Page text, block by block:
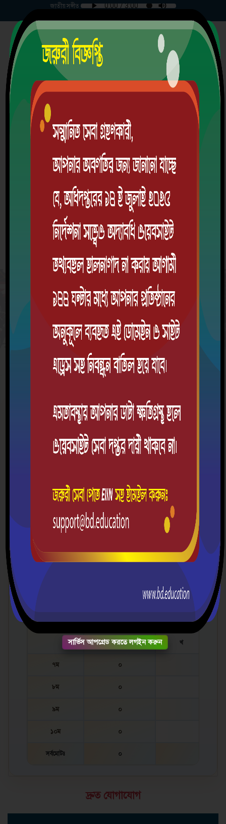
জাতীয় সঙ্গীত
ভীমপুর উচ্চ বিদ্যালয়
গ্রামঃ ভীমপুর, ডাকঘরঃ ভীমপুর বাজার, ইউনিয়নঃ ঘোষপুর, উপজেলাঃ বোয়ালমারী,
জেলাঃ ফরিদপুর।
স্থাপিতঃ ১৯৬৭ খ্রিঃ
EIIN: 108679 | MPO Code: 3203151302
School Code: 5032
ডাউনলোড অ্যাপ
হাজিরা তথ্য
ভীমপুর উচ্চ বিদ্যালয়
উপজেলাঃ বোয়ালমারী, জেলাঃ ফরিদপুর।
EIIN:108679
মোবাইলঃ 01716014364/ 01309108679
ইমেইলঃ bhimpurhs108679@gmail.com
দেখুন
সেকশন
ক
খ
৭ম ০
৮ম ০
৯ম ০
১০ম ০
সর্বমোটঃ ০
সার্ভিস আপগ্রেড করতে লগইন করুন
দ্রুত যোগাযোগ